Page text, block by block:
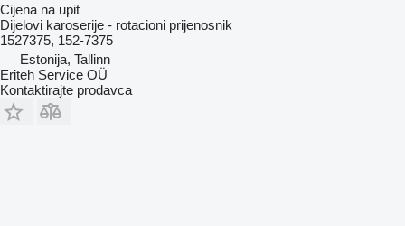
Cijena na upit
Dijelovi karoserije - rotacioni prijenosnik
1527375, 152-7375
Estonija, Tallinn
Eriteh Service OÜ
Kontaktirajte prodavca